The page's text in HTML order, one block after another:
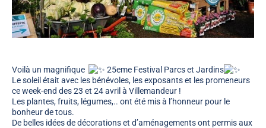
Voilà un magnifique
25eme Festival Parcs et Jardins
Le soleil était avec les bénévoles, les exposants et les promeneurs
ce week-end des 23 et 24 avril à Villemandeur !
Les plantes, fruits, légumes,.. ont été mis à l’honneur pour le
bonheur de tous.
De belles idées de décorations et d’aménagements ont permis aux